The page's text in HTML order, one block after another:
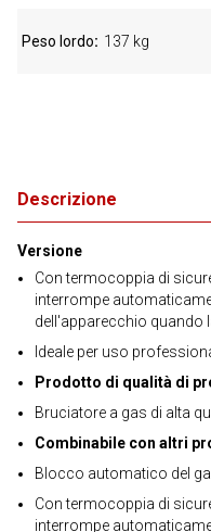
Descrizione
Versione
Con termocoppia di
interrompe
dell'apparecchio quando
Ideale per uso
Prodotto di qualità di
Bruciatore a gas di alta
Combinabile con altri
Blocco automatico del
Con termocoppia di
interrompe
Peso lordo 137 kg